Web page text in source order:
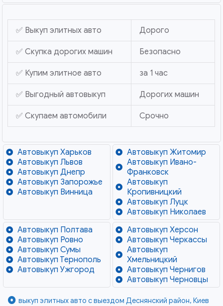
✅ Выкуп элитных авто Дорого
✅ Скупка дорогих машин Безопасно
✅ Купим элитное авто за 1 час
✅ Выгодный автовыкуп Дорогих машин
✅ Скупаем автомобили Срочно
Автовыкуп Харьков
Автовыкуп Львов
Автовыкуп Днепр
Автовыкуп Запорожье
Автовыкуп Винница
Автовыкуп Житомир
Автовыкуп Ивано-
Франковск
Автовыкуп
Кропивницкий
Автовыкуп Луцк
Автовыкуп Николаев
Автовыкуп Полтава
Автовыкуп Ровно
Автовыкуп Сумы
Автовыкуп Тернополь
Автовыкуп Ужгород
Автовыкуп Херсон
Автовыкуп Черкассы
Автовыкуп
Хмельницкий
Автовыкуп Чернигов
Автовыкуп Черновцы
выкуп элитных авто с выездом Деснянский район, Киев